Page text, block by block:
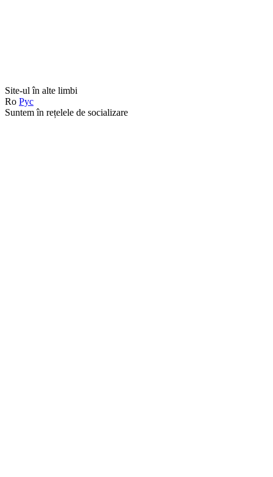
Site-ul în alte limbi
Ro Рус
Suntem în rețelele de socializare